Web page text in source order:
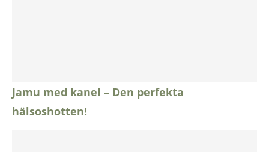
Jamu med kanel – Den perfekta
hälsoshotten!